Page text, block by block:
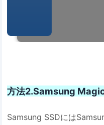
方法2.Samsung
Samsung SSDには